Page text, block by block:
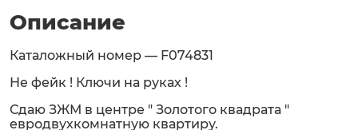
Описание
Каталожный номер — F074831
Не фейк ! Ключи на руках !
Сдаю ЗЖМ в центре " Золотого квадрата "
евродвухкомнатную квартиру.